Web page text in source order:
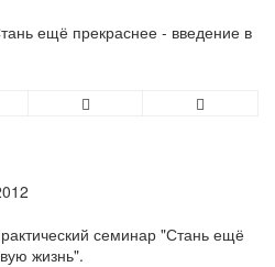
семинар "Стань ещё
жизнь".